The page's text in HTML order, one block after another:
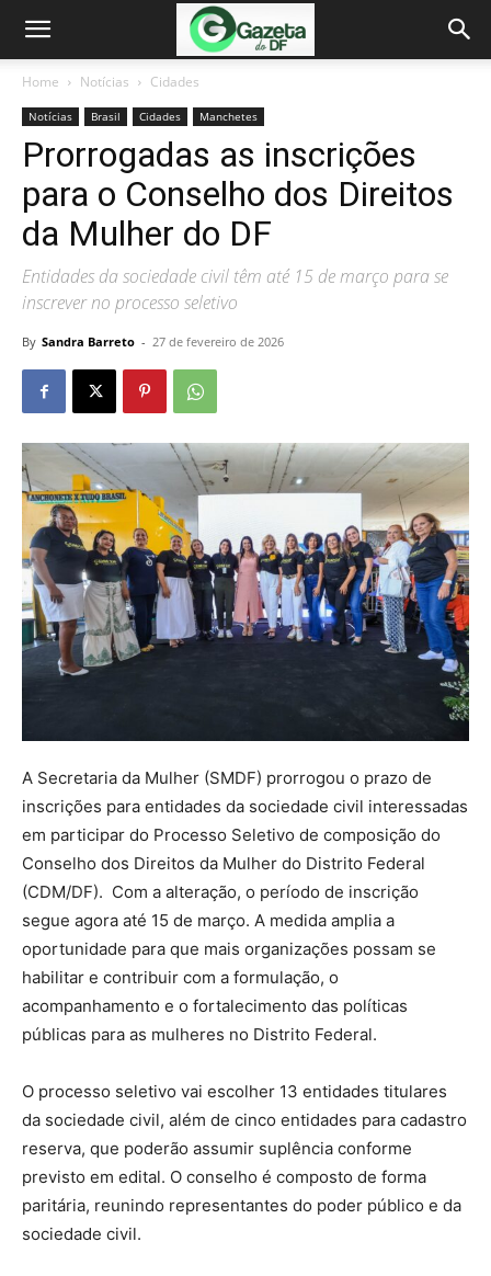
Home Notícias Cidades
Notícias Brasil Cidades Manchetes
Prorrogadas as inscrições
para o Conselho dos Direitos
da Mulher do DF
Entidades da sociedade civil têm até 15 de março para se
inscrever no processo seletivo
By Sandra Barreto - 27 de fevereiro de 2026
A Secretaria da Mulher (SMDF) prorrogou o prazo de
inscrições para entidades da sociedade civil interessadas
em participar do Processo Seletivo de composição do
Conselho dos Direitos da Mulher do Distrito Federal
(CDM/DF). Com a alteração, o período de inscrição
segue agora até 15 de março. A medida amplia a
oportunidade para que mais organizações possam se
habilitar e contribuir com a formulação, o
acompanhamento e o fortalecimento das políticas
públicas para as mulheres no Distrito Federal.
O processo seletivo vai escolher 13 entidades titulares
da sociedade civil, além de cinco entidades para cadastro
reserva, que poderão assumir suplência conforme
previsto em edital. O conselho é composto de forma
paritária, reunindo representantes do poder público e da
sociedade civil.